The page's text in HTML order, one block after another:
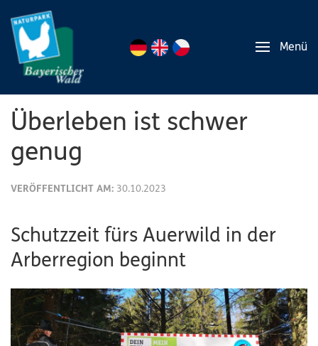
Menü
Überleben ist schwer
genug
VERÖFFENTLICHT AM: 30.10.2023
Schutzzeit fürs Auerwild in der
Arberregion beginnt